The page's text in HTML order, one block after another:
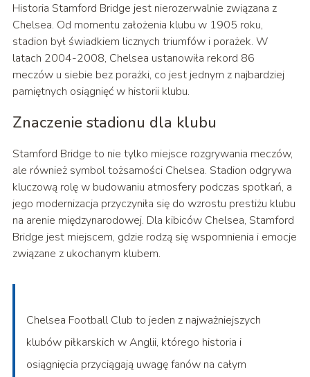
Historia Stamford Bridge jest nierozerwalnie związana z
Chelsea. Od momentu założenia klubu w 1905 roku,
stadion był świadkiem licznych triumfów i porażek. W
latach 2004-2008, Chelsea ustanowiła rekord 86
meczów u siebie bez porażki, co jest jednym z najbardziej
pamiętnych osiągnięć w historii klubu.
Znaczenie stadionu dla klubu
Stamford Bridge to nie tylko miejsce rozgrywania meczów,
ale również symbol tożsamości Chelsea. Stadion odgrywa
kluczową rolę w budowaniu atmosfery podczas spotkań, a
jego modernizacja przyczyniła się do wzrostu prestiżu klubu
na arenie międzynarodowej. Dla kibiców Chelsea, Stamford
Bridge jest miejscem, gdzie rodzą się wspomnienia i emocje
związane z ukochanym klubem.
Chelsea Football Club to jeden z najważniejszych
klubów piłkarskich w Anglii, którego historia i
osiągnięcia przyciągają uwagę fanów na całym